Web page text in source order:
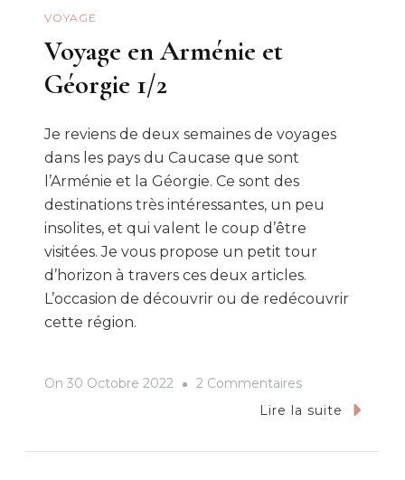
VOYAGE
Voyage en Arménie et
Géorgie 1/2
Je reviens de deux semaines de voyages
dans les pays du Caucase que sont
l’Arménie et la Géorgie. Ce sont des
destinations très intéressantes, un peu
insolites, et qui valent le coup d’être
visitées. Je vous propose un petit tour
d’horizon à travers ces deux articles.
L’occasion de découvrir ou de redécouvrir
cette région.
On 30 Octobre 2022 2 CommentairesSur
Voyage
Lire la suite